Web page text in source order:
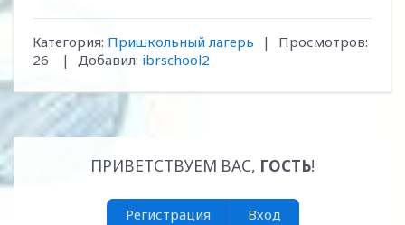
Категория: Пришкольный лагерь | Просмотров:
26
| Добавил: ibrschool2
ПРИВЕТСТВУЕМ ВАС, ГОСТЬ!
Регистрация Вход